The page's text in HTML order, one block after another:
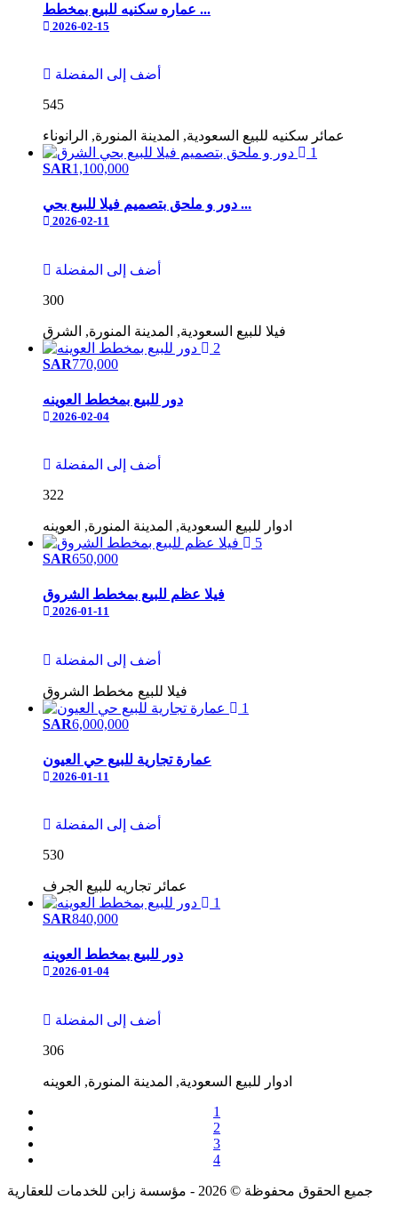
عماره سكنيه للبيع بمخطط ...
2026-02-15
أضف إلى المفضلة
545
عمائر سكنيه للبيع السعودية, المدينة المنورة, الرانوناء
1
SAR1,100,000
دور و ملحق بتصميم فيلا للبيع بحي ...
2026-02-11
أضف إلى المفضلة
300
فيلا للبيع السعودية, المدينة المنورة, الشرق
2
SAR770,000
دور للبيع بمخطط العوينه
2026-02-04
أضف إلى المفضلة
322
ادوار للبيع السعودية, المدينة المنورة, العوينه
5
SAR650,000
فيلا عظم للبيع بمخطط الشروق
2026-01-11
أضف إلى المفضلة
فيلا للبيع مخطط الشروق
1
SAR6,000,000
عمارة تجارية للبيع حي العيون
2026-01-11
أضف إلى المفضلة
530
عمائر تجاريه للبيع الجرف
1
SAR840,000
دور للبيع بمخطط العوينه
2026-01-04
أضف إلى المفضلة
306
ادوار للبيع السعودية, المدينة المنورة, العوينه
1
2
3
4
جميع الحقوق محفوظة © 2026 - مؤسسة زابن للخدمات للعقارية